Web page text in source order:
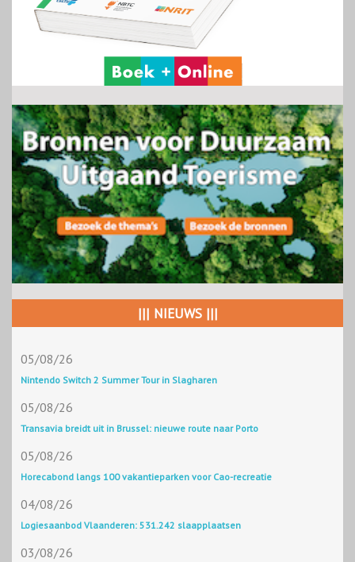
||| NIEUWS |||
05/08/26
Nintendo Switch 2 Summer Tour in Slagharen
05/08/26
Transavia breidt uit in Brussel: nieuwe route naar Porto
05/08/26
Horecabond langs 100 vakantieparken voor Cao-recreatie
04/08/26
Logiesaanbod Vlaanderen: 531.242 slaapplaatsen
03/08/26